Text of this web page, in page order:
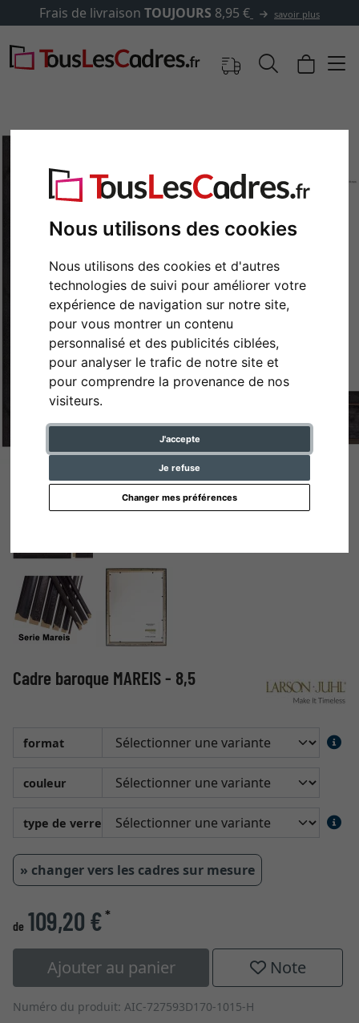
Nous utilisons des cookies
Nous utilisons des cookies et d'autres
technologies de suivi pour améliorer votre
expérience de navigation sur notre site,
pour vous montrer un contenu
personnalisé et des publicités ciblées,
pour analyser le trafic de notre site et
pour comprendre la provenance de nos
visiteurs.
J'accepte
Je refuse
Changer mes préférences
✓500 000 articles au choix
Retour
Cadre baroque MAREIS - 8,5
format
couleur
type de verre
» changer vers les cadres sur mesure
de 109,20 €*
Ajouter au panier Note
Numéro du produit: AIC-727593D170-1015-H